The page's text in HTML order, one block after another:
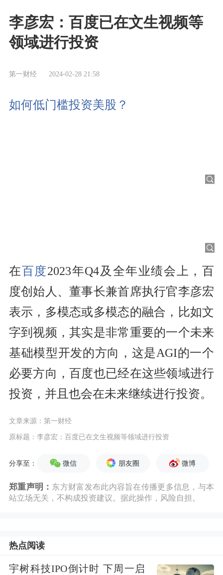
李彦宏：百度已在文生视频等
领域进行投资
第一财经 2024-02-28 21:58
如何低门槛投资美股？
在 百度2023年Q4及全年业绩会上，百
度创始人、董事长兼首席执行官李彦宏
表示，多模态或多模态的融合，比如文
字到视频，其实是非常重要的一个未来
基础模型开发的方向，这是AGI的一个
必要方向，百度也已经在这些领域进行
投资，并且也会在未来继续进行投资。
文章来源：第一财经
原标题：李彦宏：百度已在文生视频等领域进行投资
分享至： 微信 朋友圈 微博
郑重声明： 东方财富发布此内容旨在传播更多信息，与本
站立场无关，不构成投资建议。据此操作，风险自担。
热点阅读
宇树科技IPO倒计时 下周一启